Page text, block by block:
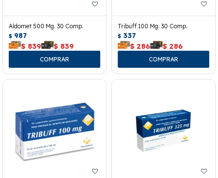
Aldomet 500 Mg. 30 Comp.
$ 987
$ 839 $ 839
Tribuff 100 Mg. 30 Comp.
$ 337
$ 286 $ 286